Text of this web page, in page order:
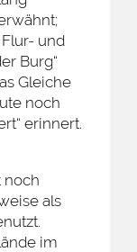
und
Burg“
Gleiche
noch
erinnert.
noch
als
im